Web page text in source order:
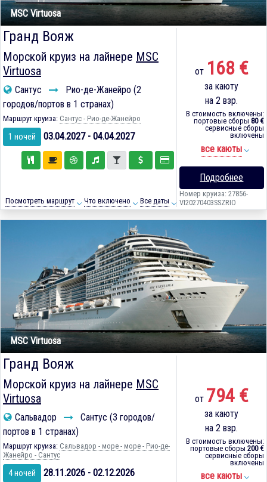
MSC Virtuosa
Гранд Вояж
Морской круиз на лайнере MSC
Virtuosa
Сантус
Рио-де-Жанейро (2
городов/портов в 1 странах)
Маршрут круиза: Сантус - Рио-де-Жанейро
1 ночей 03.04.2027 - 04.04.2027
Посмотреть маршрут Что включено Все даты
от 168 €
за каюту
на 2 взр.
В стоимость включены:
портовые сборы 80 €
сервисные сборы
включены
все каюты
Подробнее
Номер круиза: 27856-
VI20270403SSZRIO
MSC Virtuosa
Гранд Вояж
Морской круиз на лайнере MSC
Virtuosa
Сальвадор
Сантус (3 городов/
портов в 1 странах)
Маршрут круиза: Сальвадор - море - море - Рио-де-
Жанейро - Сантус
4 ночей 28.11.2026 - 02.12.2026
от 794 €
за каюту
на 2 взр.
В стоимость включены:
портовые сборы 200 €
сервисные сборы
включены
все каюты